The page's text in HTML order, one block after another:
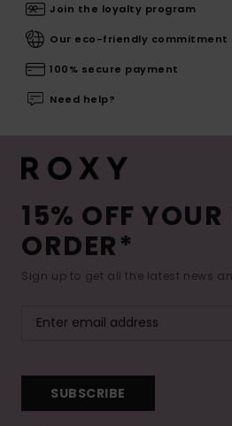
Join the loyalty program
Our eco-friendly commitment
100% secure payment
Need help?
15% OFF YOUR
ORDER*
Sign up to get all the latest news
SUBSCRIBE